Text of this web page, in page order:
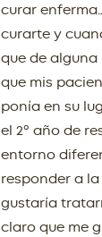
curar
curarte y
que de
que mis
ponía en su
el 2º año de
entorno
responder a
gustaría
claro que me